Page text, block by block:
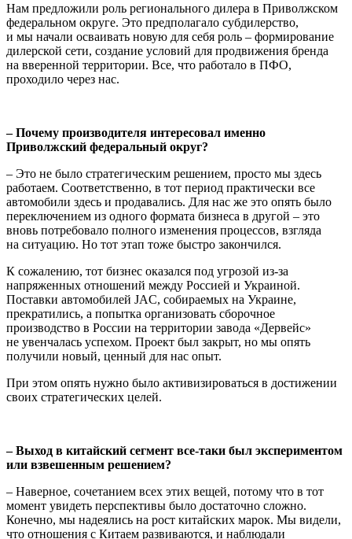
Нам предложили роль регионального дилера в Приволжском
феде­ральном округе. Это предполагало субдилерство,
и мы начали осваивать новую для себя роль – формирование
дилерской сети, создание условий для продвижения бренда
на вверенной террито­рии. Все, что работало в ПФО,
проходило через нас.
– Почему производителя интересовал именно
Приволжский федеральный округ?
– Это не было стратегическим решением, просто мы здесь
работаем. Соответственно, в тот период практически все
автомобили здесь и продавались. Для нас же это опять было
переключением из одного формата бизнеса в другой – это
вновь потребовало полного изменения процессов, взгляда
на ситуацию. Но тот этап тоже быстро закончился.
К сожалению, тот бизнес оказался под угрозой из-за
напряженных отношений между Россией и Украиной.
Поставки автомобилей JAC, собираемых на Украине,
прекратились, а попытка организо­вать сборочное
производство в России на территории завода «Дервейс»
не увенчалась успехом. Проект был закрыт, но мы опять
получили новый, ценный для нас опыт.
При этом опять нужно было активизироваться в достижении
своих стратегических целей.
– Выход в китайский сегмент все-таки был экспериментом
или взвешенным решением?
– Наверное, сочетанием всех этих вещей, потому что в тот
момент увидеть перспективы было достаточно сложно.
Конечно, мы надеялись на рост китайских марок. Мы видели,
что отношения с Китаем развиваются, и наблюдали